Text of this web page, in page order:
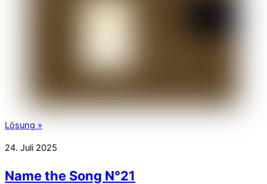
Lösung »
24. Juli 2025
Name the Song N°21